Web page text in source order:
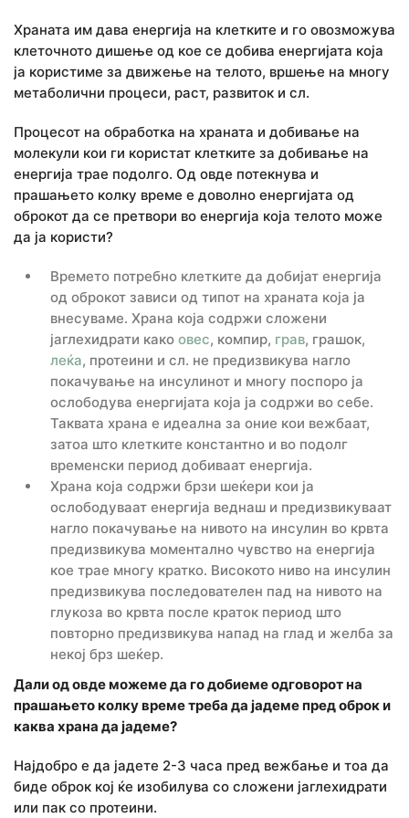
Храната им дава енергија на клетките и го овозможува
клеточното дишење од кое се добива енергијата која
ја користиме за движење на телото, вршење на многу
метаболични процеси, раст, развиток и сл.
Процесот на обработка на храната и добивање на
молекули кои ги користат клетките за добивање на
енергија трае подолго. Од овде потекнува и
прашањето колку време е доволно енергијата од
оброкот да се претвори во енергија која телото може
да ја користи?
Времето потребно клетките да добијат енергија
од оброкот зависи од типот на храната која ја
внесуваме. Храна која содржи сложени
јаглехидрати како овес, компир, грав, грашок,
леќа, протеини и сл. не предизвикува нагло
покачување на инсулинот и многу поспоро ја
ослободува енергијата која ја содржи во себе.
Таквата храна е идеална за оние кои вежбаат,
затоа што клетките константно и во подолг
временски период добиваат енергија.
Храна која содржи брзи шеќери кои ја
ослободуваат енергија веднаш и предизвикуваат
нагло покачување на нивото на инсулин во крвта
предизвикува моментално чувство на енергија
кое трае многу кратко. Високото ниво на инсулин
предизвикува последователен пад на нивото на
глукоза во крвта после краток период што
повторно предизвикува напад на глад и желба за
некој брз шеќер.
Дали од овде можеме да го добиеме одговорот на
прашањето колку време треба да јадеме пред оброк и
каква храна да јадеме?
Најдобро е да јадете 2-3 часа пред вежбање и тоа да
биде оброк кој ќе изобилува со сложени јаглехидрати
или пак со протеини.